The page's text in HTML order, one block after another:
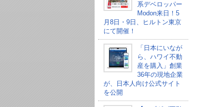
系デベロッパー
Modon来日！5
月8日・9日、ヒルトン東京
にて開催！
「日本にいなが
ら、ハワイ不動
産を購入」創業
36年の現地企業
が、日本人向け公式サイト
を公開